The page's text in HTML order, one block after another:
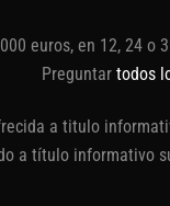
euros, en 12, 24 o
Preguntar todos
a titulo
a título informativo